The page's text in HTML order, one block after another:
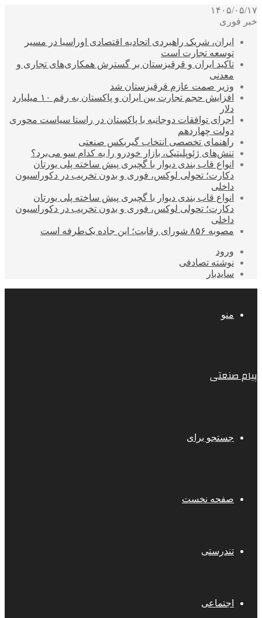
۱۴۰۵/۰۵/۱۷
خبر فوری
ایران، شریک راهبردی اتحادیه اقتصادی اوراسیا در مسیر
توسعه تجارت است
تاکید ایران و قرقیزستان بر گسترش همکاری‌های تجاری و
معدنی
وزیر صمت عازم قرقیزستان شد
افزایش حجم تجارت بین ایران و پاکستان به رقم ۱۰ میلیارد
دلار
اجرای توافقات دوجانبه با پاکستان در راستا سیاست محوری
دولت چهاردهم
راهنمای تخصصی انتخاب گیربکس صنعتی
تنش‌های ژئوپلیتیک، بازار خودرو را به کدام سو می‌برد؟
انواع قاب بندی دیوار با گچبری پیش ساخته پلی یورتان
دکارت؛ تحولی لوکس، فوری و بدون تخریب در دکوراسیون
داخلی
انواع قاب بندی دیوار با گچبری پیش ساخته پلی یورتان
دکارت؛ تحولی لوکس، فوری و بدون تخریب در دکوراسیون
داخلی
مصوبه ۸۵۶ شورای رقابت؛ این جاده یک‌طرفه است
ورود
نوشته تصادفی
سایدبار
منو
پیام صنعتی
جستجو برای
صفحه نخست
تندرستی
اجتماعی